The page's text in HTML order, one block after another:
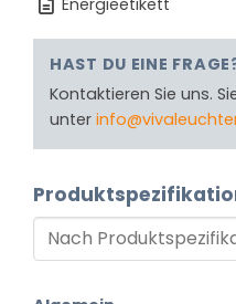
Energieetikett
HAST DU EINE
Kontaktieren Sie uns.
unter